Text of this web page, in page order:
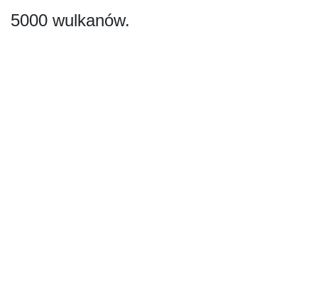
5000 wulkanów.